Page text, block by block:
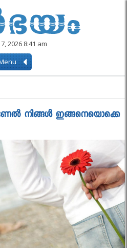
2026 8:41 am
നിങ്ങള്‍ ഇങ്ങനെയൊക്കെ